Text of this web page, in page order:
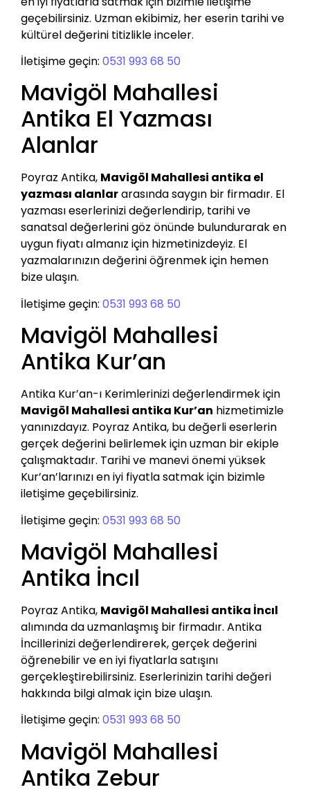
geçebilirsiniz. Uzman ekibimiz, her eserin tarihi ve
kültürel değerini titizlikle inceler.
İletişime geçin: 0531 993 68 50
Mavigöl Mahallesi
Antika El Yazması
Alanlar
Poyraz Antika, Mavigöl Mahallesi antika el
yazması alanlararasında saygın bir firmadır. El
yazması eserlerinizi değerlendirip, tarihi ve
sanatsal değerlerini göz önünde bulundurarak en
uygun fiyatı almanız için hizmetinizdeyiz. El
yazmalarınızın değerini öğrenmek için hemen
bize ulaşın.
İletişime geçin: 0531 993 68 50
Mavigöl Mahallesi
Antika Kur’an
Antika Kur’an-ı Kerimlerinizi değerlendirmek için
Mavigöl Mahallesi antika Kur’an hizmetimizle
yanınızdayız. Poyraz Antika, bu değerli eserlerin
gerçek değerini belirlemek için uzman bir ekiple
çalışmaktadır. Tarihi ve manevi önemi yüksek
Kur’an’larınızı en iyi fiyatla satmak için bizimle
iletişime geçebilirsiniz.
İletişime geçin: 0531 993 68 50
Mavigöl Mahallesi
Antika İncıl
Poyraz Antika, Mavigöl Mahallesi antika İncıl
alımında da uzmanlaşmış bir firmadır. Antika
İncillerinizi değerlendirerek, gerçek değerini
öğrenebilir ve en iyi fiyatlarla satışını
gerçekleştirebilirsiniz. Eserlerinizin tarihi değeri
hakkında bilgi almak için bize ulaşın.
İletişime geçin: 0531 993 68 50
Mavigöl Mahallesi
Antika Zebur